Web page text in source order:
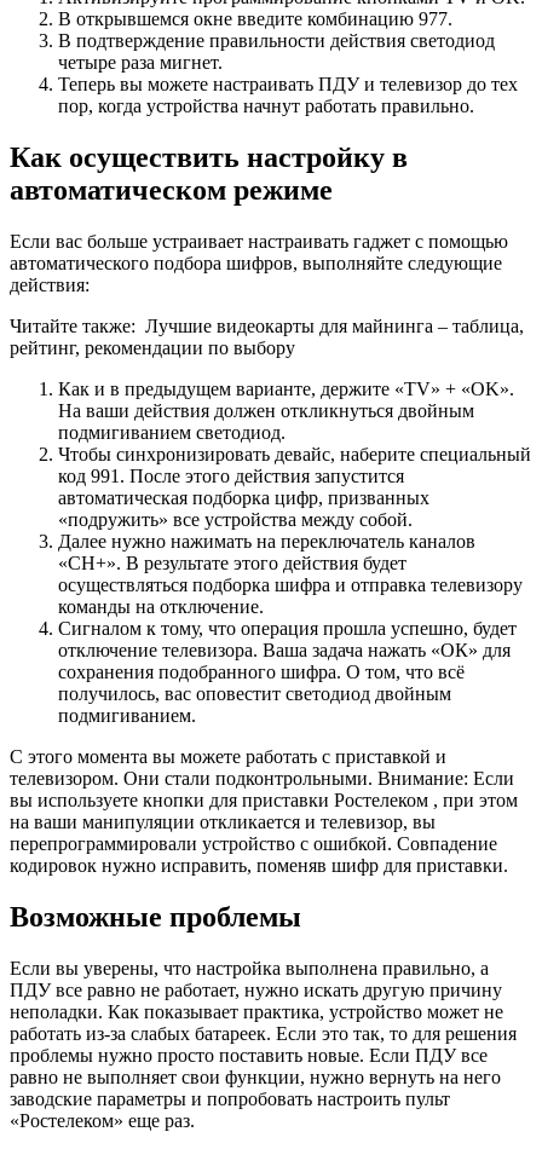
В открывшемся окне введите комбинацию 977.
В подтверждение правильности действия светодиод
четыре раза мигнет.
Теперь вы можете настраивать ПДУ и телевизор до тех
пор, когда устройства начнут работать правильно.
Как осуществить настройку в
автоматическом режиме
Если вас больше устраивает настраивать гаджет с помощью
автоматического подбора шифров, выполняйте следующие
действия:
Читайте также: Лучшие видеокарты для майнинга – таблица,
рейтинг, рекомендации по выбору
Как и в предыдущем варианте, держите «TV» + «OK».
На ваши действия должен откликнуться двойным
подмигиванием светодиод.
Чтобы синхронизировать девайс, наберите специальный
код 991. После этого действия запустится
автоматическая подборка цифр, призванных
«подружить» все устройства между собой.
Далее нужно нажимать на переключатель каналов
«CH+». В результате этого действия будет
осуществляться подборка шифра и отправка телевизору
команды на отключение.
Сигналом к тому, что операция прошла успешно, будет
отключение телевизора. Ваша задача нажать «ОК» для
сохранения подобранного шифра. О том, что всё
получилось, вас оповестит светодиод двойным
подмигиванием.
С этого момента вы можете работать с приставкой и
телевизором. Они стали подконтрольными. Внимание: Если
вы используете кнопки для приставки Ростелеком , при этом
на ваши манипуляции откликается и телевизор, вы
перепрограммировали устройство с ошибкой. Совпадение
кодировок нужно исправить, поменяв шифр для приставки.
Возможные проблемы
Если вы уверены, что настройка выполнена правильно, а
ПДУ все равно не работает, нужно искать другую причину
неполадки. Как показывает практика, устройство может не
работать из-за слабых батареек. Если это так, то для решения
проблемы нужно просто поставить новые. Если ПДУ все
равно не выполняет свои функции, нужно вернуть на него
заводские параметры и попробовать настроить пульт
«Ростелеком» еще раз.